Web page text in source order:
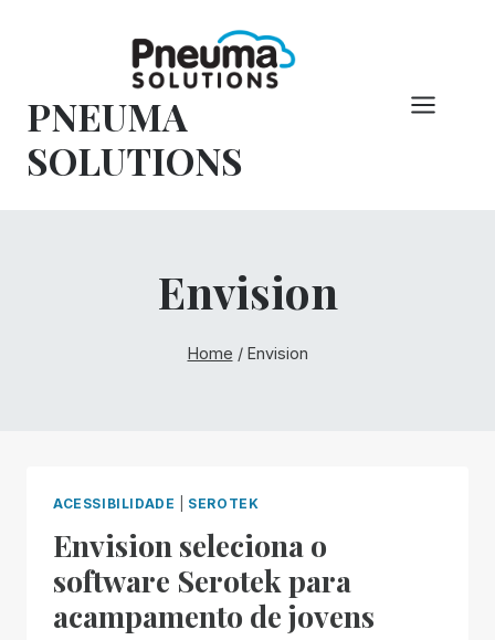
conteúdo
PNEUMA
SOLUTIONS
Envision
Home / Envision
ACESSIBILIDADE SEROTEK
Envision seleciona o
software Serotek para
acampamento de jovens